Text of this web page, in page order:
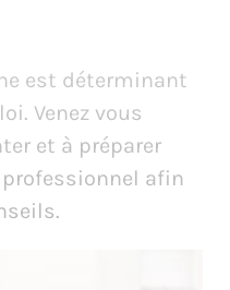
est déterminant
Venez vous
et à préparer
afin